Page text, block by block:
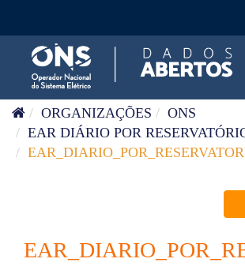
ORGANIZAÇÕES
ONS
EAR DIÁRIO POR